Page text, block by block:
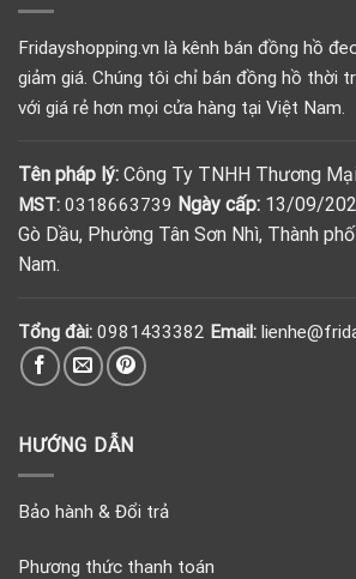
Fridayshopping.vn là kênh bán đồng hồ
giảm giá. Chúng tôi chỉ bán đồng hồ thời
với giá rẻ hơn mọi cửa hàng tại Việt Nam.
Tên pháp lý: Công Ty TNHH Thương
MST: 0318663739 Ngày cấp: 13/09/
Gò Dầu, Phường Tân Sơn Nhì, Thành
Nam.
Tổng đài: 0981433382 Email:
HƯỚNG DẪN
Bảo hành & Đổi trả
Phương thức thanh toán